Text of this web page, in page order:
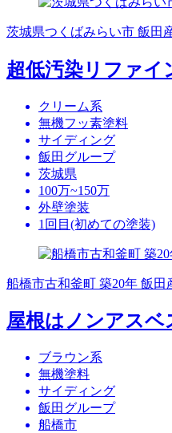
茨城県つくばみらい市 飯田
超低汚染リファイ
クリーム系
無機フッ素塗料
サイディング
飯田グループ
茨城県
100万~150万
外壁塗装
1回目(初めての塗装)
船橋市古和釜町 築20年 飯
屋根はノンアス
ブラウン系
無機塗料
サイディング
飯田グループ
船橋市